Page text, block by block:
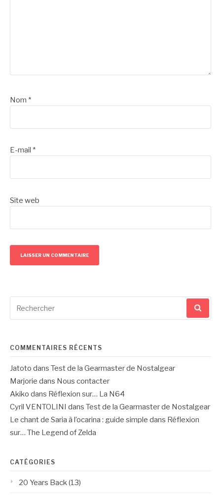
Nom *
E-mail *
Site web
pour
COMMENTAIRES RÉCENTS
Jatoto dans Test de la Gearmaster de Nostalgear
Marjorie dans Nous contacter
Akiko dans Réflexion sur… La N64
Cyril VENTOLINI dans Test de la Gearmaster de Nostalgear
Le chant de Saria à l’ocarina : guide simple dans Réflexion
sur… The Legend of Zelda
CATÉGORIES
20 Years Back (13)